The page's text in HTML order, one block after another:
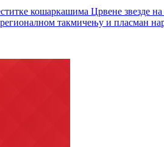
кошаркашима Црвене звезде
такмичењу и пласман